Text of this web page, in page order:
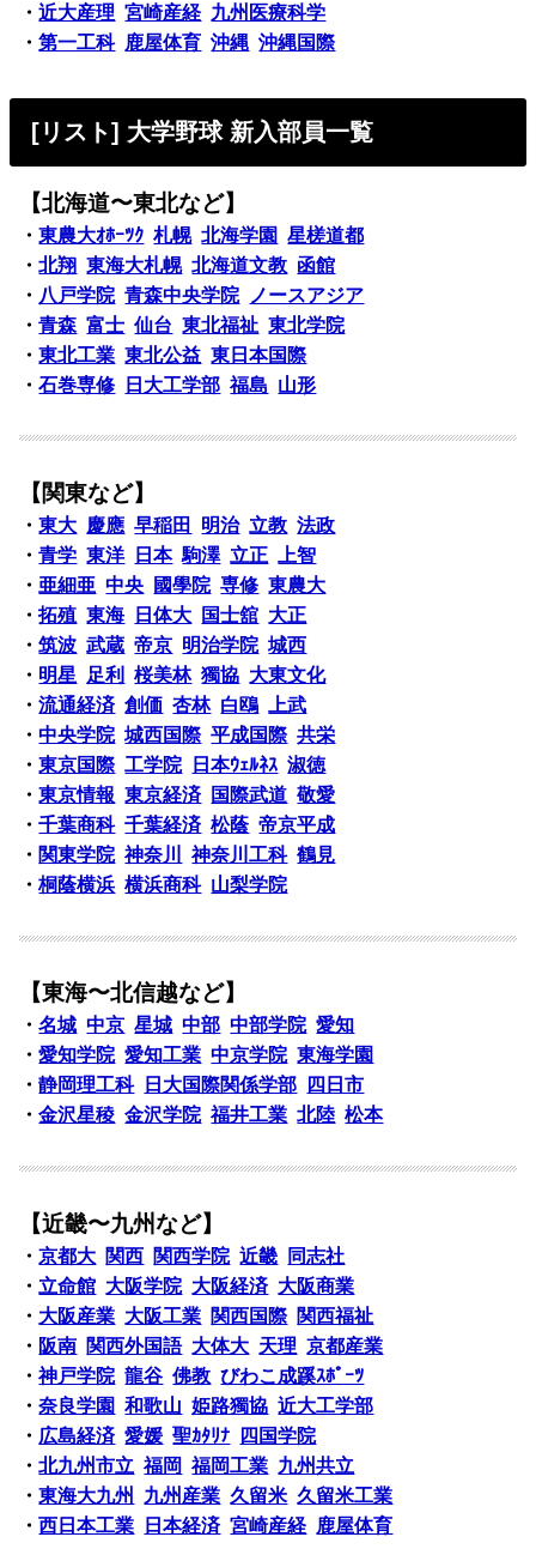
・近大産理 宮崎産経 九州医療科学
・第一工科 鹿屋体育 沖縄 沖縄国際
[リスト] 大学野球 新入部員一覧
【北海道〜東北など】
・東農大ｵﾎｰﾂｸ 札幌 北海学園
星槎道都
・北翔 東海大札幌 北海道文教 函館
・ 八戸学院 青森中央学院
ノースアジア
・青森 富士 仙台 東北福祉 東北学院
・東北工業 東北公益 東日本国際
・石巻専修 日大工学部 福島 山形
【関東など】
・東大 慶應 早稲田 明治 立教 法政
・青学 東洋 日本 駒澤 立正
上智
・ 亜細亜 中央 國學院 専修 東農大
・拓殖 東海 日体大 国士舘 大正
・筑波 武蔵 帝京 明治学院 城西
・ 明星 足利 桜美林 獨協 大東文化
・流通経済 創価 杏林 白鴎
上武
・中央学院 城西国際 平成国際 共栄
・東京国際 工学院 日本ｳｪﾙﾈｽ 淑徳
・東京情報 東京経済 国際武道 敬愛
・千葉商科 千葉経済 松蔭 帝京平成
・ 関東学院 神奈川 神奈川工科 鶴見
・桐蔭横浜 横浜商科 山梨学院
【東海〜北信越など】
・名城 中京 星城 中部 中部学院 愛知
・愛知学院 愛知工業 中京学院 東海学園
・静岡理工科 日大国際関係学部
四日市
・金沢星稜 金沢学院 福井工業 北陸 松本
【近畿〜九州など】
・京都大 関西 関西学院 近畿
同志社
・ 立命館 大阪学院 大阪経済 大阪商業
・ 大阪産業 大阪工業 関西国際 関西福祉
・ 阪南 関西外国語 大体大 天理 京都産業
・神戸学院 龍谷 佛教 びわこ成蹊ｽﾎﾟｰﾂ
・奈良学園 和歌山 姫路獨協 近大工学部
・ 広島経済 愛媛 聖ｶﾀﾘﾅ
四国学院
・北九州市立 福岡 福岡工業 九州共立
・東海大九州 九州産業 久留米 久留米工業
・西日本工業 日本経済 宮崎産経 鹿屋体育